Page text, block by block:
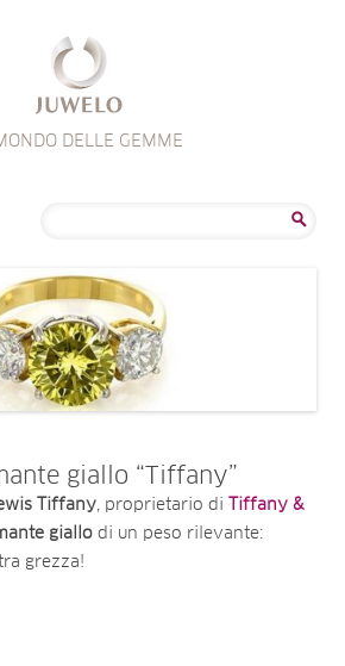
DELLE GEMME
giallo “Tiffany”
Tiffany, proprietario di
Tiffany &
giallo di un peso rilevante:
grezza!